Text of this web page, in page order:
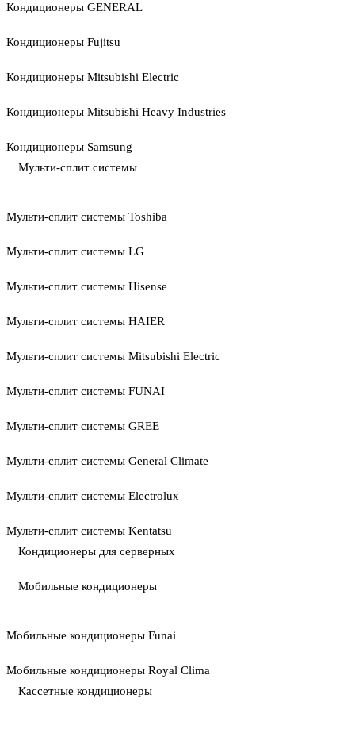
Кондиционеры GENERAL
Кондиционеры Fujitsu
Кондиционеры Mitsubishi Electric
Кондиционеры Mitsubishi Heavy Industries
Кондиционеры Samsung
Мульти-сплит системы
Мульти-сплит системы Toshiba
Мульти-сплит системы LG
Мульти-сплит системы Hisense
Мульти-сплит системы HAIER
Мульти-сплит системы Mitsubishi Electric
Мульти-сплит системы FUNAI
Мульти-сплит системы GREE
Мульти-сплит системы General Climate
Мульти-сплит системы Electrolux
Мульти-сплит системы Kentatsu
Кондиционеры для серверных
Мобильные кондиционеры
Мобильные кондиционеры Funai
Мобильные кондиционеры Royal Clima
Кассетные кондиционеры